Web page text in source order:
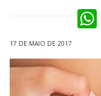
17 DE MAIO DE 2017